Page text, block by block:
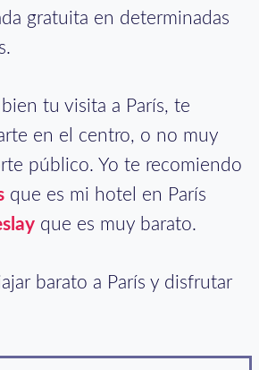
gratuita en determinadas
tu visita a París, te
en el centro, o no muy
público. Yo te recomiendo
que es mi hotel en París
que es muy barato.
barato a París y disfrutar